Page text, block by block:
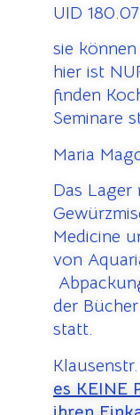
UID
sie
hier ist
finden
Seminare
Maria
Das Lager
Medicine
von
der
statt.
es KEINE